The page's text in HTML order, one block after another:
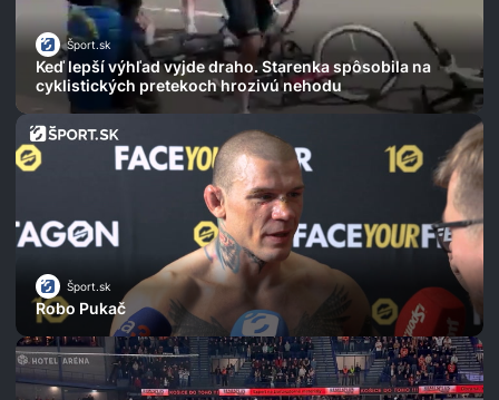
Šport.sk
Keď lepší výhľad vyjde draho. Starenka spôsobila na
cyklistických pretekoch hrozivú nehodu
Šport.sk
Robo Pukač